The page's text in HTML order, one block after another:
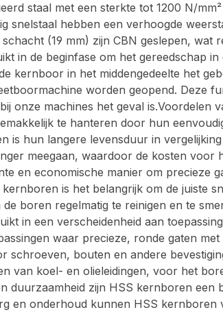
staal met een sterkte tot 1200 N/
snelstaal hebben een verhoogde
(19 mm) zijn CBN geslepen, wat
de beginfase om het gereedschap in
kernboor in het middengedeelte het
worden geopend. Deze
onze machines het geval is.Voordelen
te hanteren door hun
is hun langere levensduur in
meegaan, waardoor de kosten voor
en economische manier om precieze
is het belangrijk om de juiste
boren regelmatig te reinigen en te
in een verscheidenheid aan
waar precieze, ronde gaten
bouten en andere
koel- en olieleidingen, voor het
zijn HSS kernboren een
en onderhoud kunnen HSS kernboren